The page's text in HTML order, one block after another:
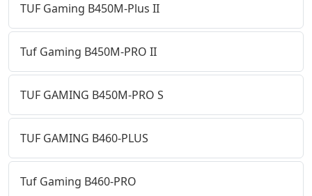
TUF Gaming B450M-Plus II
Tuf Gaming B450M-PRO II
TUF GAMING B450M-PRO S
TUF GAMING B460-PLUS
Tuf Gaming B460-PRO